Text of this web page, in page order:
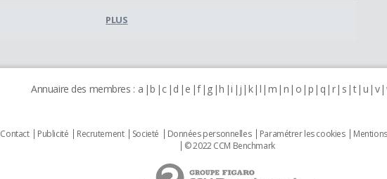
PLUS
Annuaire des membres : a b c d e f g h i j k l m n o p q r s t u v
Contact Publicité Recrutement Societé Données personnelles Paramétrer les cookies
© 2022 CCM Benchmark